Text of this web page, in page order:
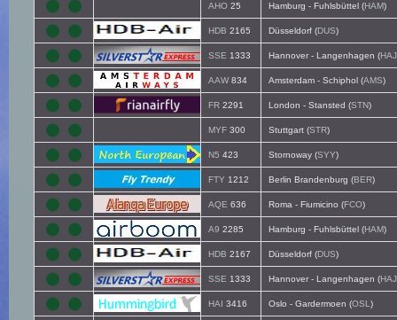
AHO 25 Hamburg - Fuhlsbüttel (HAM)
HDB 2165 Düsseldorf (DUS)
SSE 1333 Hannover - Langenhagen (HAJ
AAW834 Amsterdam - Schiphol (AMS)
FR 2291 London - Stansted (STN)
MYF 300 Stuttgart (STR)
N5 423 Stornoway (SYY)
FTY 1212 Berlin Brandenburg (BER)
AQE 636 Roma - Fiumicino (FCO)
A9 2285 Hamburg - Fuhlsbüttel (HAM)
HDB 2167 Düsseldorf (DUS)
SSE 1333 Hannover - Langenhagen (HAJ
HAI 3416 Oslo - Gardermoen (OSL )